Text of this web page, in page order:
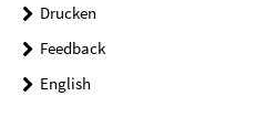
Drucken
Feedback
English